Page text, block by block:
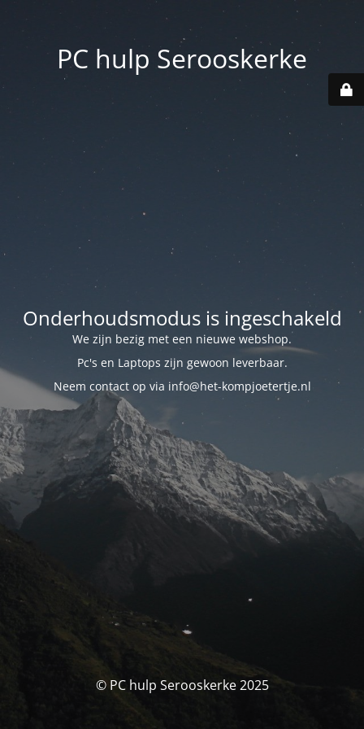
PC hulp Serooskerke
Onderhoudsmodus is ingeschakeld
We zijn bezig met een nieuwe webshop.
Pc's en Laptops zijn gewoon leverbaar.
Neem contact op via info@het-kompjoetertje.nl
© PC hulp Serooskerke 2025